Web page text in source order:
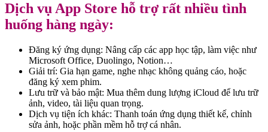
Dịch vụ App Store hỗ trợ rất nhiều tình
huống hàng ngày:
Đăng ký ứng dụng: Nâng cấp các app học tập, làm việc như
Microsoft Office, Duolingo, Notion…
Giải trí: Gia hạn game, nghe nhạc không quảng cáo, hoặc
đăng ký xem phim.
Lưu trữ và bảo mật: Mua thêm dung lượng iCloud để lưu trữ
ảnh, video, tài liệu quan trọng.
Dịch vụ tiện ích khác: Thanh toán ứng dụng thiết kế, chỉnh
sửa ảnh, hoặc phần mềm hỗ trợ cá nhân.